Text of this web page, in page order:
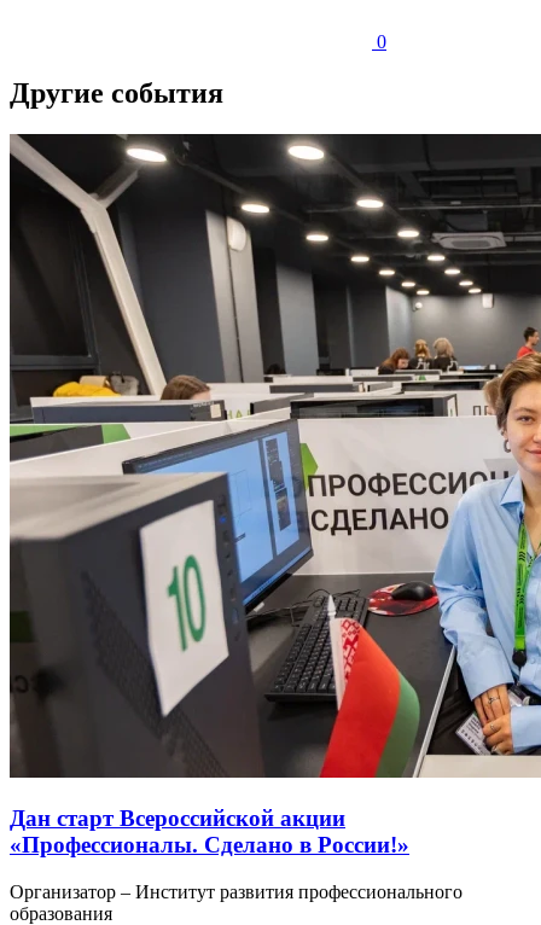
0
Другие события
Дан старт Всероссийской акции
«Профессионалы. Сделано в России!»
Организатор – Институт развития профессионального
образования